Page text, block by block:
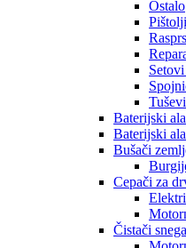
Ostalo
Tuševi
Baterijski
Baterijski
Bušači
Cepači za
Čistači snega